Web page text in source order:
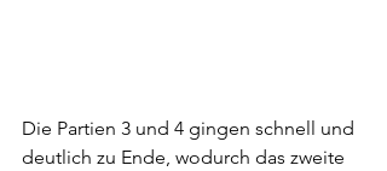
Die Partien 3 und 4 gingen schnell und
deutlich zu Ende, wodurch das zweite